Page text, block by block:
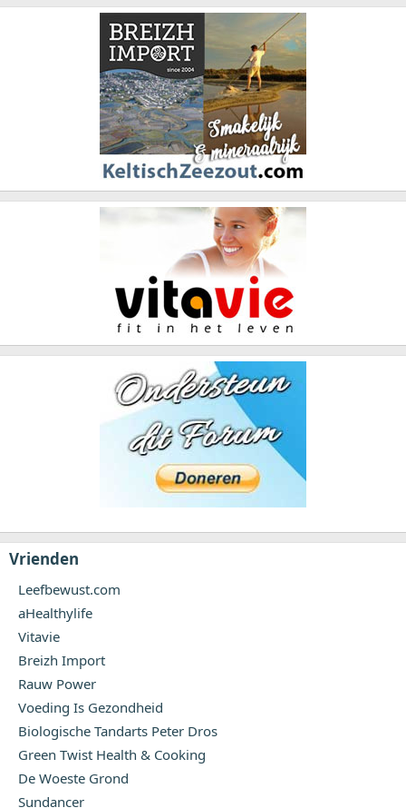
Vrienden
Leefbewust.com
aHealthylife
Vitavie
Breizh Import
Rauw Power
Voeding Is Gezondheid
Biologische Tandarts Peter Dros
Green Twist Health & Cooking
De Woeste Grond
Sundancer